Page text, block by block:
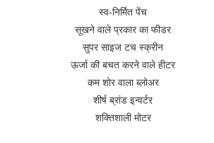
स्व-निर्मित पेंच
सूखने वाले प्रकार का फीडर
सुपर साइज टच स्क्रीन
ऊर्जा की बचत करने वाले हीटर
कम शोर वाला ब्लोअर
शीर्ष ब्रांड इन्वर्टर
शक्तिशाली मोटर